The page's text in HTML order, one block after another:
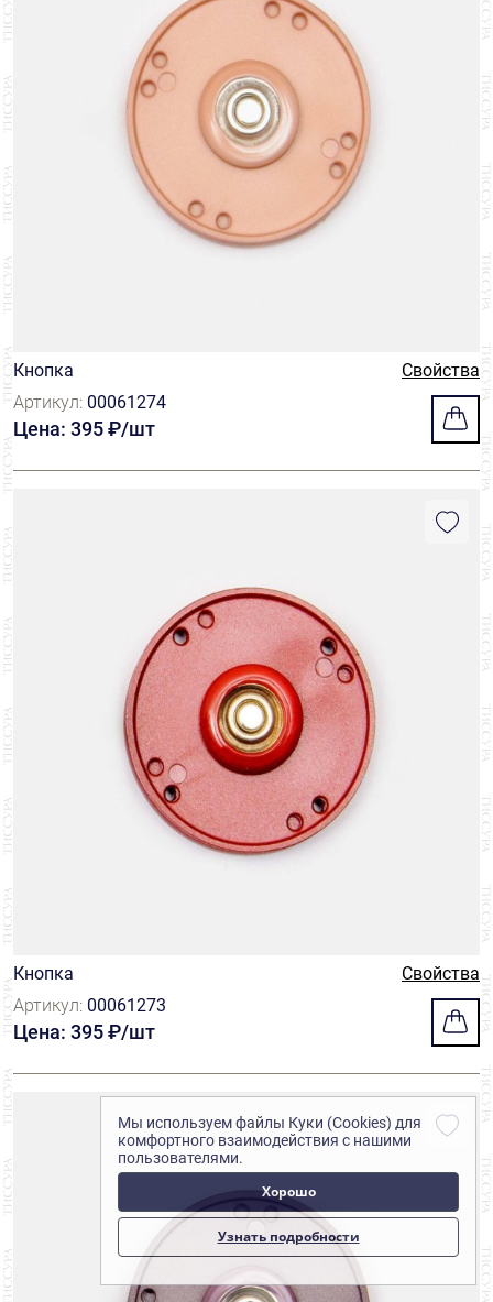
Кнопка
Свойства
Артикул: 00061274
Цена: 395 ₽/шт
Кнопка
Свойства
Артикул: 00061273
Цена: 395 ₽/шт
Мы используем файлы Куки (Cookies) для
комфортного взаимодействия с нашими
пользователями.
Хорошо
Узнать подробности